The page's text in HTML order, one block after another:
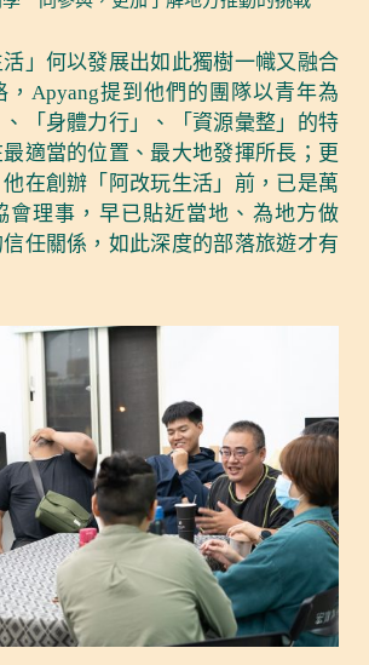
」何以發展出如此獨樹一幟又融合
，Apyang提到他們的團隊以青年為
「身體力行」、「資源彙整」的特
適當的位置、最大地發揮所長；更
在創辦「阿改玩生活」前，已是萬
會理事，早已貼近當地、為地方做
任關係，如此深度的部落旅遊才有